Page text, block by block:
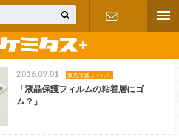
せ
2016.09.01 液晶保護フィルム
「液晶保護フィルムの粘着層にゴ
ム？」